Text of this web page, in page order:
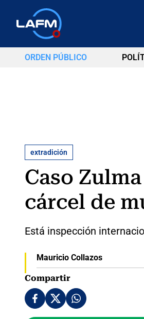
ORDEN PÚBLICO
extradición
Caso
cárcel de
Está inspección
Mauricio Collazos
Compartir